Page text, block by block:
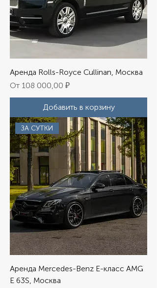
Аренда Rolls-Royce Cullinan, Москва
От 108 000,00 ₽
Цена со скидкой
Добавить в корзину
ЗА СУТКИ
Аренда Mercedes-Benz E-класс AMG
E 63S, Москва